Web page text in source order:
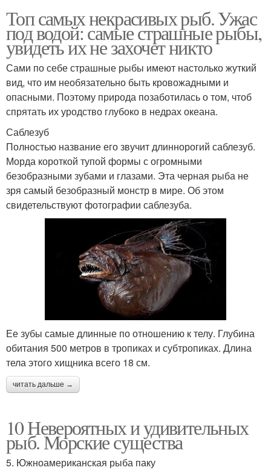
Топ самых некрасивых рыб. Ужас
под водой: самые страшные рыбы,
увидеть их не захочет никто
Сами по себе страшные рыбы имеют настолько жуткий
вид, что им необязательно быть кровожадными и
опасными. Поэтому природа позаботилась о том, чтоб
спрятать их уродство глубоко в недрах океана.
Саблезуб
Полностью название его звучит длиннорогий саблезуб.
Морда короткой тупой формы с огромными
безобразными зубами и глазами. Эта черная рыба не
зря самый безобразный монстр в мире. Об этом
свидетельствуют фотографии саблезуба.
Ее зубы самые длинные по отношению к телу. Глубина
обитания 500 метров в тропиках и субтропиках. Длина
тела этого хищника всего 18 см.
читать дальше →
10 Невероятных и удивительных
рыб. Морские существа
5. Южноамериканская рыба паку